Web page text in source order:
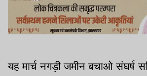
यह मार्च नगड़ी जमीन बचाओ संघर्ष